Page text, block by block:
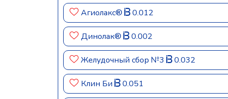
Агиолакс® 0.012
Динолак® 0.002
Желудочный сбор №3 0.032
Клин Би 0.051